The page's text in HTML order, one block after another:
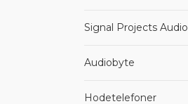
Signal Projects Audio
Audiobyte
Hodetelefoner